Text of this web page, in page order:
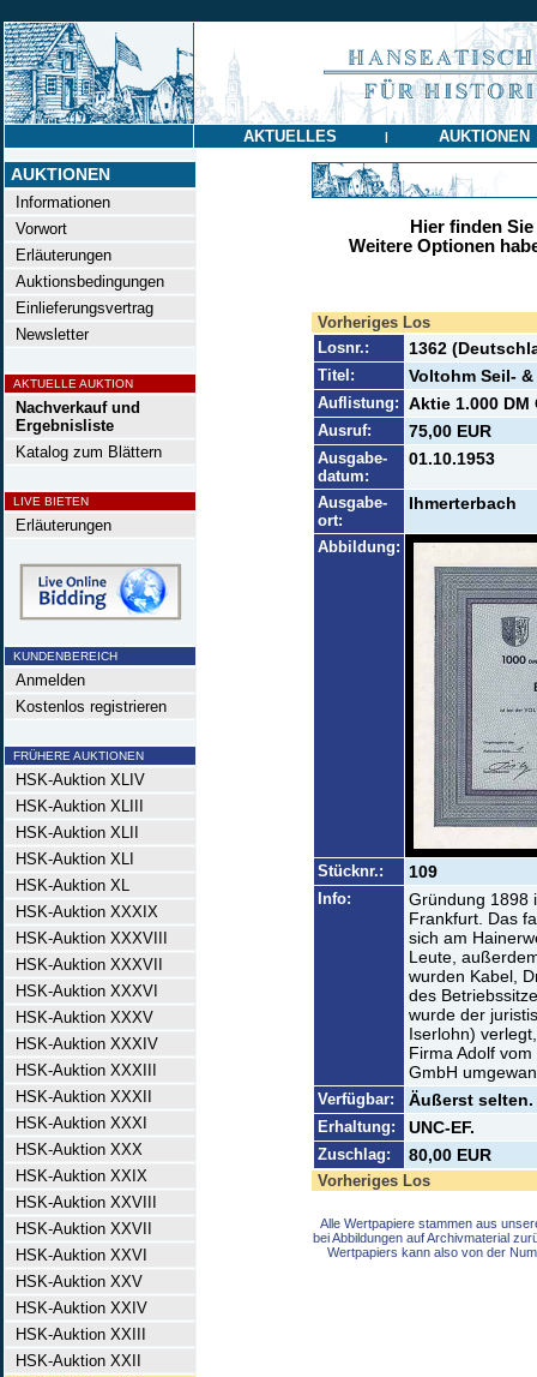
AKTUELLES | AUKTIONEN
AUKTIONEN
Informationen
Vorwort
Erläuterungen
Auktionsbedingungen
Einlieferungsvertrag
Newsletter
AKTUELLE AUKTION
Nachverkauf und
Ergebnisliste
Katalog zum Blättern
LIVE BIETEN
Erläuterungen
KUNDENBEREICH
Anmelden
Kostenlos registrieren
FRÜHERE AUKTIONEN
HSK-Auktion XLIV
HSK-Auktion XLIII
HSK-Auktion XLII
HSK-Auktion XLI
HSK-Auktion XL
HSK-Auktion XXXIX
HSK-Auktion XXXVIII
HSK-Auktion XXXVII
HSK-Auktion XXXVI
HSK-Auktion XXXV
HSK-Auktion XXXIV
HSK-Auktion XXXIII
HSK-Auktion XXXII
HSK-Auktion XXXI
HSK-Auktion XXX
HSK-Auktion XXIX
HSK-Auktion XXVIII
HSK-Auktion XXVII
HSK-Auktion XXVI
HSK-Auktion XXV
HSK-Auktion XXIV
HSK-Auktion XXIII
HSK-Auktion XXII
Hier finden
Weitere Optionen
Vorheriges Los
Losnr.:
1362
Titel: Voltohm Seil- &
Auflistung: Aktie 1.000 DM
Ausruf: 75,00 EUR
Ausgabe-
datum:
01.10.1953
Ausgabe-
ort:
Ihmerterbach
Abbildung:
Stücknr.: 109
Info:
Gründung 1898
Frankfurt. Das
sich am
Leute,
wurden Kabel,
des
wurde der
Iserlohn)
Firma Adolf
GmbH
Verfügbar: Äußerst selten.
Erhaltung: UNC-EF.
Zuschlag: 80,00 EUR
Vorheriges Los
Alle Wertpapiere stammen aus
bei Abbildungen auf Archivmaterial
Wertpapiers kann also von der